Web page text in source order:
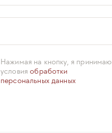
Нажимая на кнопку, я принимаю
условияобработки
персональных данных